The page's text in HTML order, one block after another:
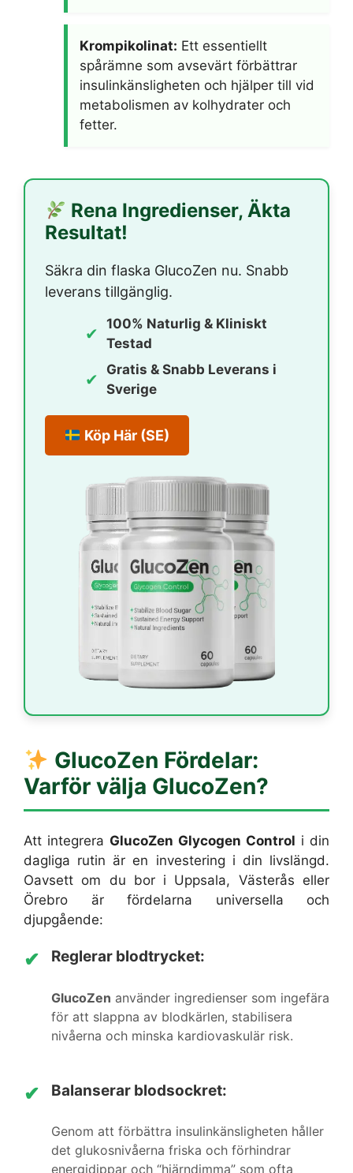
Krompikolinat: Ett essentiellt
spårämne som avsevärt förbättrar
insulinkänsligheten och hjälper till vid
metabolismen av kolhydrater och
fetter.
Rena Ingredienser, Äkta
Resultat!
Säkra din flaska GlucoZen nu. Snabb
leverans tillgänglig.
✔
100% Naturlig & Kliniskt
Testad
✔
Gratis & Snabb Leverans i
Sverige
Köp Här (SE)
GlucoZen Fördelar:
Varför välja GlucoZen?
Att integrera GlucoZen Glycogen Control i din
dagliga rutin är en investering i din livslängd.
Oavsett om du bor i Uppsala, Västerås eller
Örebro är fördelarna universella och
djupgående:
✔ Reglerar blodtrycket:
GlucoZen använder ingredienser som ingefära
för att slappna av blodkärlen, stabilisera
nivåerna och minska kardiovaskulär risk.
✔ Balanserar blodsockret:
Genom att förbättra insulinkänsligheten håller
det glukosnivåerna friska och förhindrar
energidippar och “hjärndimma” som ofta